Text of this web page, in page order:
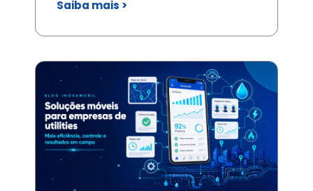
Saiba mais >